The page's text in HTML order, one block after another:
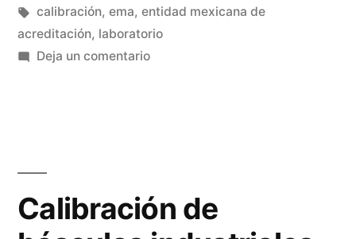
la
importancia
Etiquetas:
calibración, ema, entidad mexicana de
acreditación, laboratorio
Deja un comentarioen
importancia
en
Calibración de